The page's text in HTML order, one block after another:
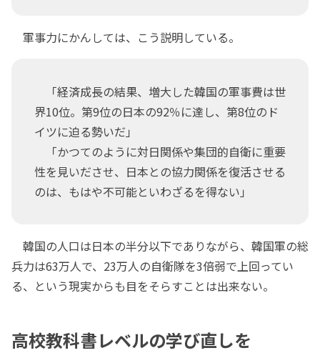
軍事力にかんしては、こう説明している。
「経済成長の結果、増大した韓国の軍事費は世
界10位。第9位の日本の92％に達し、第8位のド
イツに迫る勢いだ」
「かつてのように対日関係や集団的自衛に重要
性を見いださせ、日本との協力関係を復活させる
のは、もはや不可能といわざるを得ない」
韓国の人口は日本の半分以下でありながら、韓国軍の総
兵力は63万人で、23万人の自衛隊を3倍弱で上回ってい
る、という現実からも目をそらすことは出来ない。
高校教科書レベルの学び直しを